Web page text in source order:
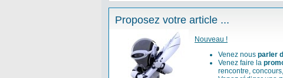
Proposez votre article ...
Nouveau !
Venez nous parler
Venez faire la
rencontre,